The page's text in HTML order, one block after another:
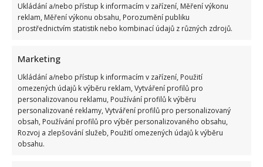
Ukládání a/nebo přístup k informacím v zařízení, Měření výkonu
reklam, Měření výkonu obsahu, Porozumění publiku
prostřednictvím statistik nebo kombinací údajů z různých zdrojů.
Marketing
Ukládání a/nebo přístup k informacím v zařízení, Použití
omezených údajů k výběru reklam, Vytváření profilů pro
personalizovanou reklamu, Používání profilů k výběru
personalizované reklamy, Vytváření profilů pro personalizovaný
obsah, Používání profilů pro výběr personalizovaného obsahu,
Rozvoj a zlepšování služeb, Použití omezených údajů k výběru
obsahu.